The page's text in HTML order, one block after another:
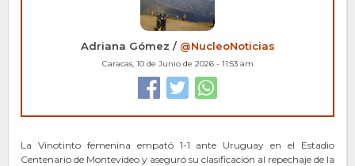
Adriana Gómez / @NucleoNoticias
Caracas, 10 de Junio de 2026 - 11:53 am
La Vinotinto femenina empató 1-1 ante Uruguay en el Estadio
Centenario de Montevideo y aseguró su clasificación al repechaje de la